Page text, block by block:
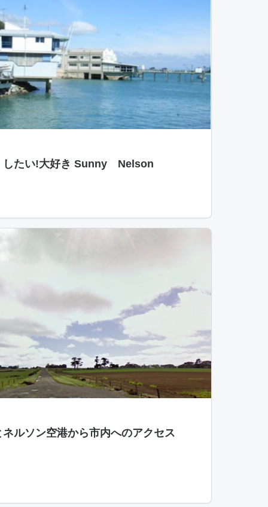
したい!大好き Sunny Nelson
ルソン空港から市内へのアクセス